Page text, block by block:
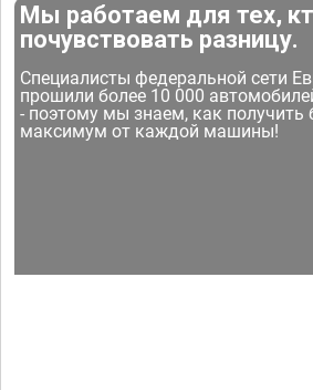
Мы работаем для тех,
почувствовать разницу.
Специалисты федеральной сети
прошили более 10 000
- поэтому мы знаем, как получить
максимум от каждой машины!